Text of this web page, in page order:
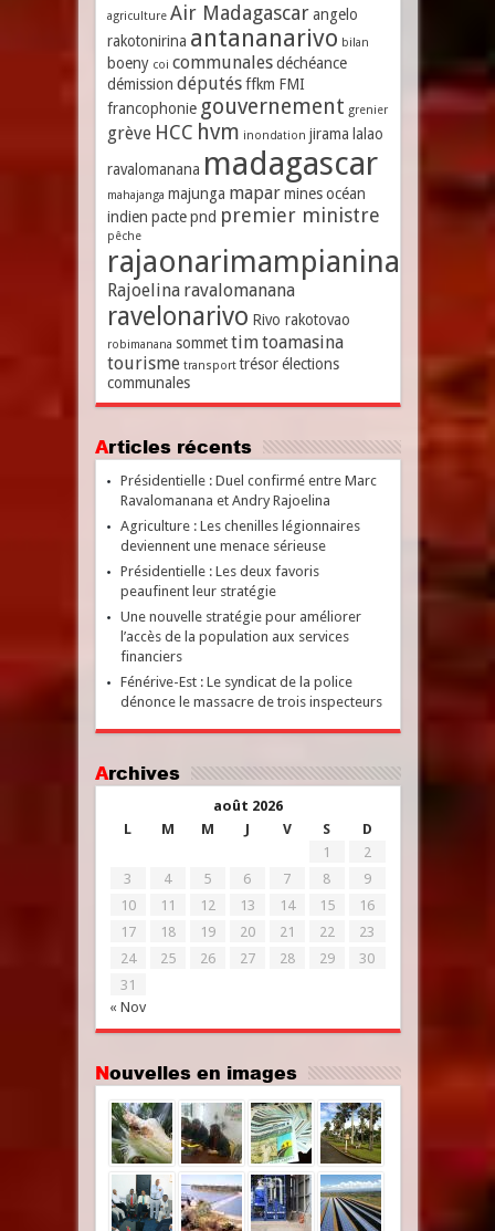
agriculture Air Madagascar angelo
rakotonirina antananarivo bilan
boeny coi communales déchéance
démission députés ffkm FMI
francophonie gouvernement grenier
grève HCC hvm inondation jirama lalao
ravalomanana madagascar
mahajanga majunga mapar mines océan
indien pacte pnd premier ministre
pêche
rajaonarimampianina
Rajoelina ravalomanana
ravelonarivo Rivo rakotovao
robimanana sommet timtoamasina
tourisme transport trésor élections
communales
Articles récents
Présidentielle : Duel confirmé entre Marc
Ravalomanana et Andry Rajoelina
Agriculture : Les chenilles légionnaires
deviennent une menace sérieuse
Présidentielle : Les deux favoris
peaufinent leur stratégie
Une nouvelle stratégie pour améliorer
l’accès de la population aux services
financiers
Fénérive-Est : Le syndicat de la police
dénonce le massacre de trois inspecteurs
Archives
août 2026
L
M M J V S D
« Nov
1
2
3
4 5 6 7 8
9
10
11 12 13 14 15
16
17
18 19 20 21 22
23
24
25 26 27 28 29
30
31
Nouvelles en images